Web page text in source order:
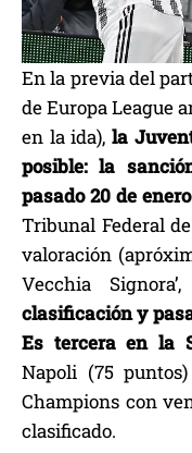
En la previa del
de Europa League
en la ida), la
posible: la
pasado 20 de
Tribunal Federal
valoración
Vecchia
clasificación y
Es tercera en la
Napoli (75
Champions con
clasificado.